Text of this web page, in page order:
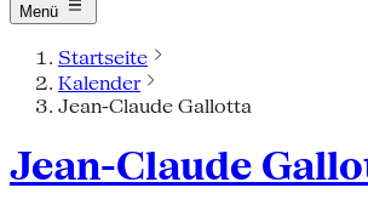
Menü
Startseite
Kalender
Jean-Claude Gallotta
Jean-Claude